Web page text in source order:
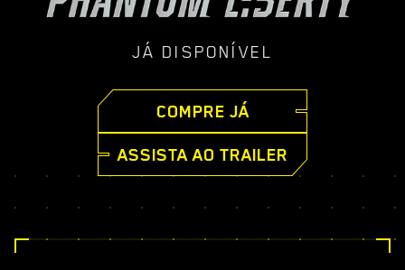
JÁ DISPONÍVEL
COMPRE JÁ
ASSISTA AO TRAILER